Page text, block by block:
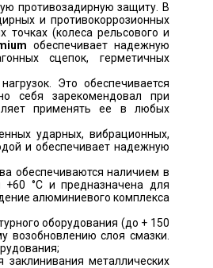
противозадирную защиту. В
и противокоррозионных
(колеса рельсового и
обеспечивает надежную
сцепок, герметичных
Это обеспечивается
себя зарекомендовал при
применять ее в любых
ударных, вибрационных,
и обеспечивает надежную
обеспечиваются наличием в
+60 °C и предназначена для
алюминиевого комплекса
оборудования (до + 150
возобновлению слоя смазки.
металлических